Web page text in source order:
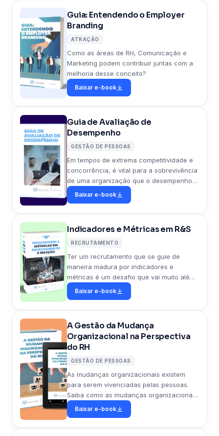
Guia: Entendendo o Employer
Branding
ATRAÇÃO
Como as áreas de RH, Comunicação e
Marketing podem contribuir juntas com a
melhoria desse conceito?
Baixar e-book
Guia de Avaliação de
Desempenho
GESTÃO DE PESSOAS
Em tempos de extrema competitividade e
concorrência, é vital para a sobrevivência
de uma organização que o desempenho
dos colaboradores seja mensurado e
avaliado rotineiramente.
Baixar e-book
Indicadores e Métricas em R&S
RECRUTAMENTO
Ter um recrutamento que se guie de
maneira madura por indicadores e
métricas é um desafio que vai muito além
do emprego de tecnologia, é um desafio
de processos e pessoas.
Baixar e-book
A Gestão da Mudança
Organizacional na Perspectiva
do RH
GESTÃO DE PESSOAS
As mudanças organizacionais existem
para serem vivenciadas pelas pessoas.
Saiba como as mudanças organizacionais
afetam diretamente os colaboradores.
Baixar e-book